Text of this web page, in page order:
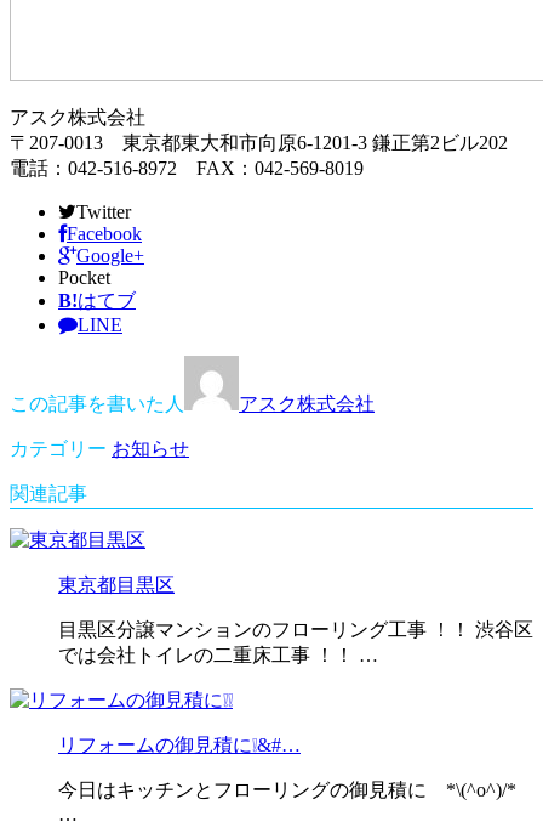
アスク株式会社
〒207-0013 東京都東大和市向原6-1201-3 鎌正第2ビル202
電話：042-516-8972 FAX：042-569-8019
Twitter
Facebook
Google+
Pocket
B!はてブ
LINE
この記事を書いた人 アスク株式会社
カテゴリー お知らせ
関連記事
東京都目黒区
目黒区分譲マンションのフローリング工事 ！！ 渋谷区
では会社トイレの二重床工事 ！！ …
リフォームの御見積に❕&#…
今日はキッチンとフローリングの御見積に *\(^o^)/*
…